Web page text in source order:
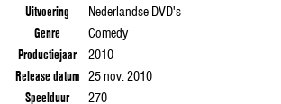
Uitvoering
Nederlandse DVD's
Genre
Comedy
Productiejaar
2010
Release datum 25 nov. 2010
Speelduur
270